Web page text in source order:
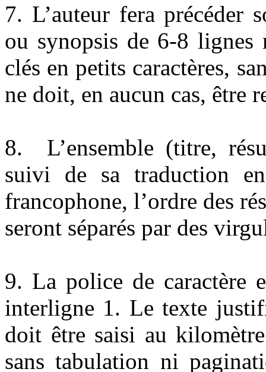
7. L’auteur fera précéder
ou synopsis de 6-8
clés en petits caractères,
ne doit, en aucun cas, être
8. L’ensemble (titre,
suivi de sa traduction
francophone, l’ordre des
seront séparés par des
9. La police de caractère
interligne 1. Le texte
doit être saisi au
sans tabulation ni